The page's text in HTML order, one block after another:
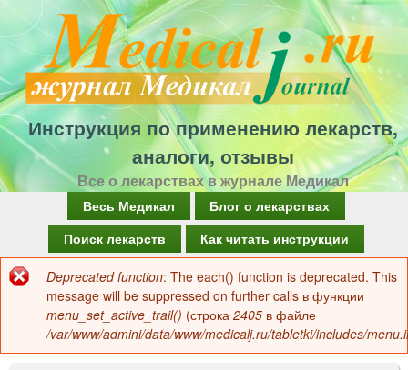
Перейти
к
основному
содержанию
Инструкция по применению лекарств,
аналоги, отзывы
Все о лекарствах в журнале Медикал
а
в
о
Весь Медикал
Блог о лекарствах
Поиск лекарств
Как читать инструкции
Сообщение
об
ошибке
Deprecated function: The each() function is deprecated. This
message will be suppressed on further calls в функции
menu_set_active_trail() (строка 2405 в файле
/var/www/admini/data/www/medicalj.ru/tabletki/includes/